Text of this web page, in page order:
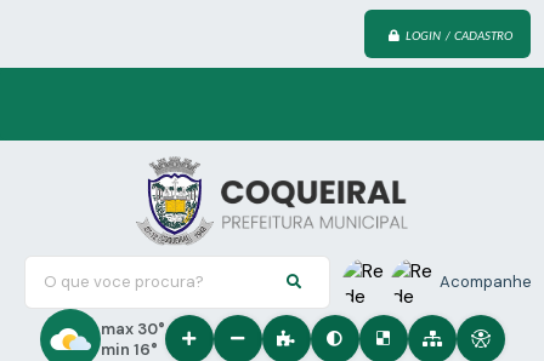
LOGIN / CADASTRO
O que voce procura? Acompanhe
max 30°
min 16°